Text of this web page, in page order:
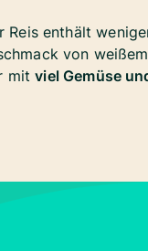
Reis enthält
von
mitviel Gemüse